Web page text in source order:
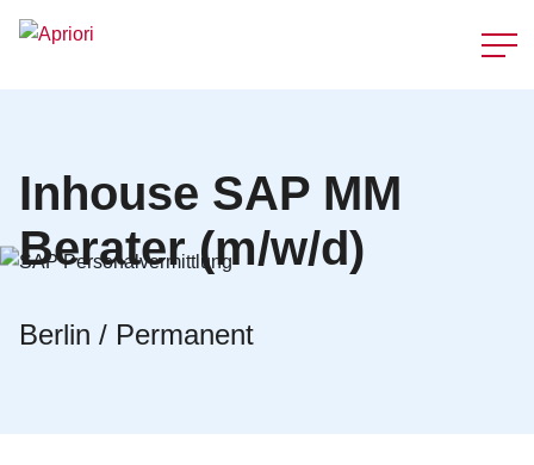
Inhouse SAP MM
Berater (m/w/d)
Berlin / Permanent